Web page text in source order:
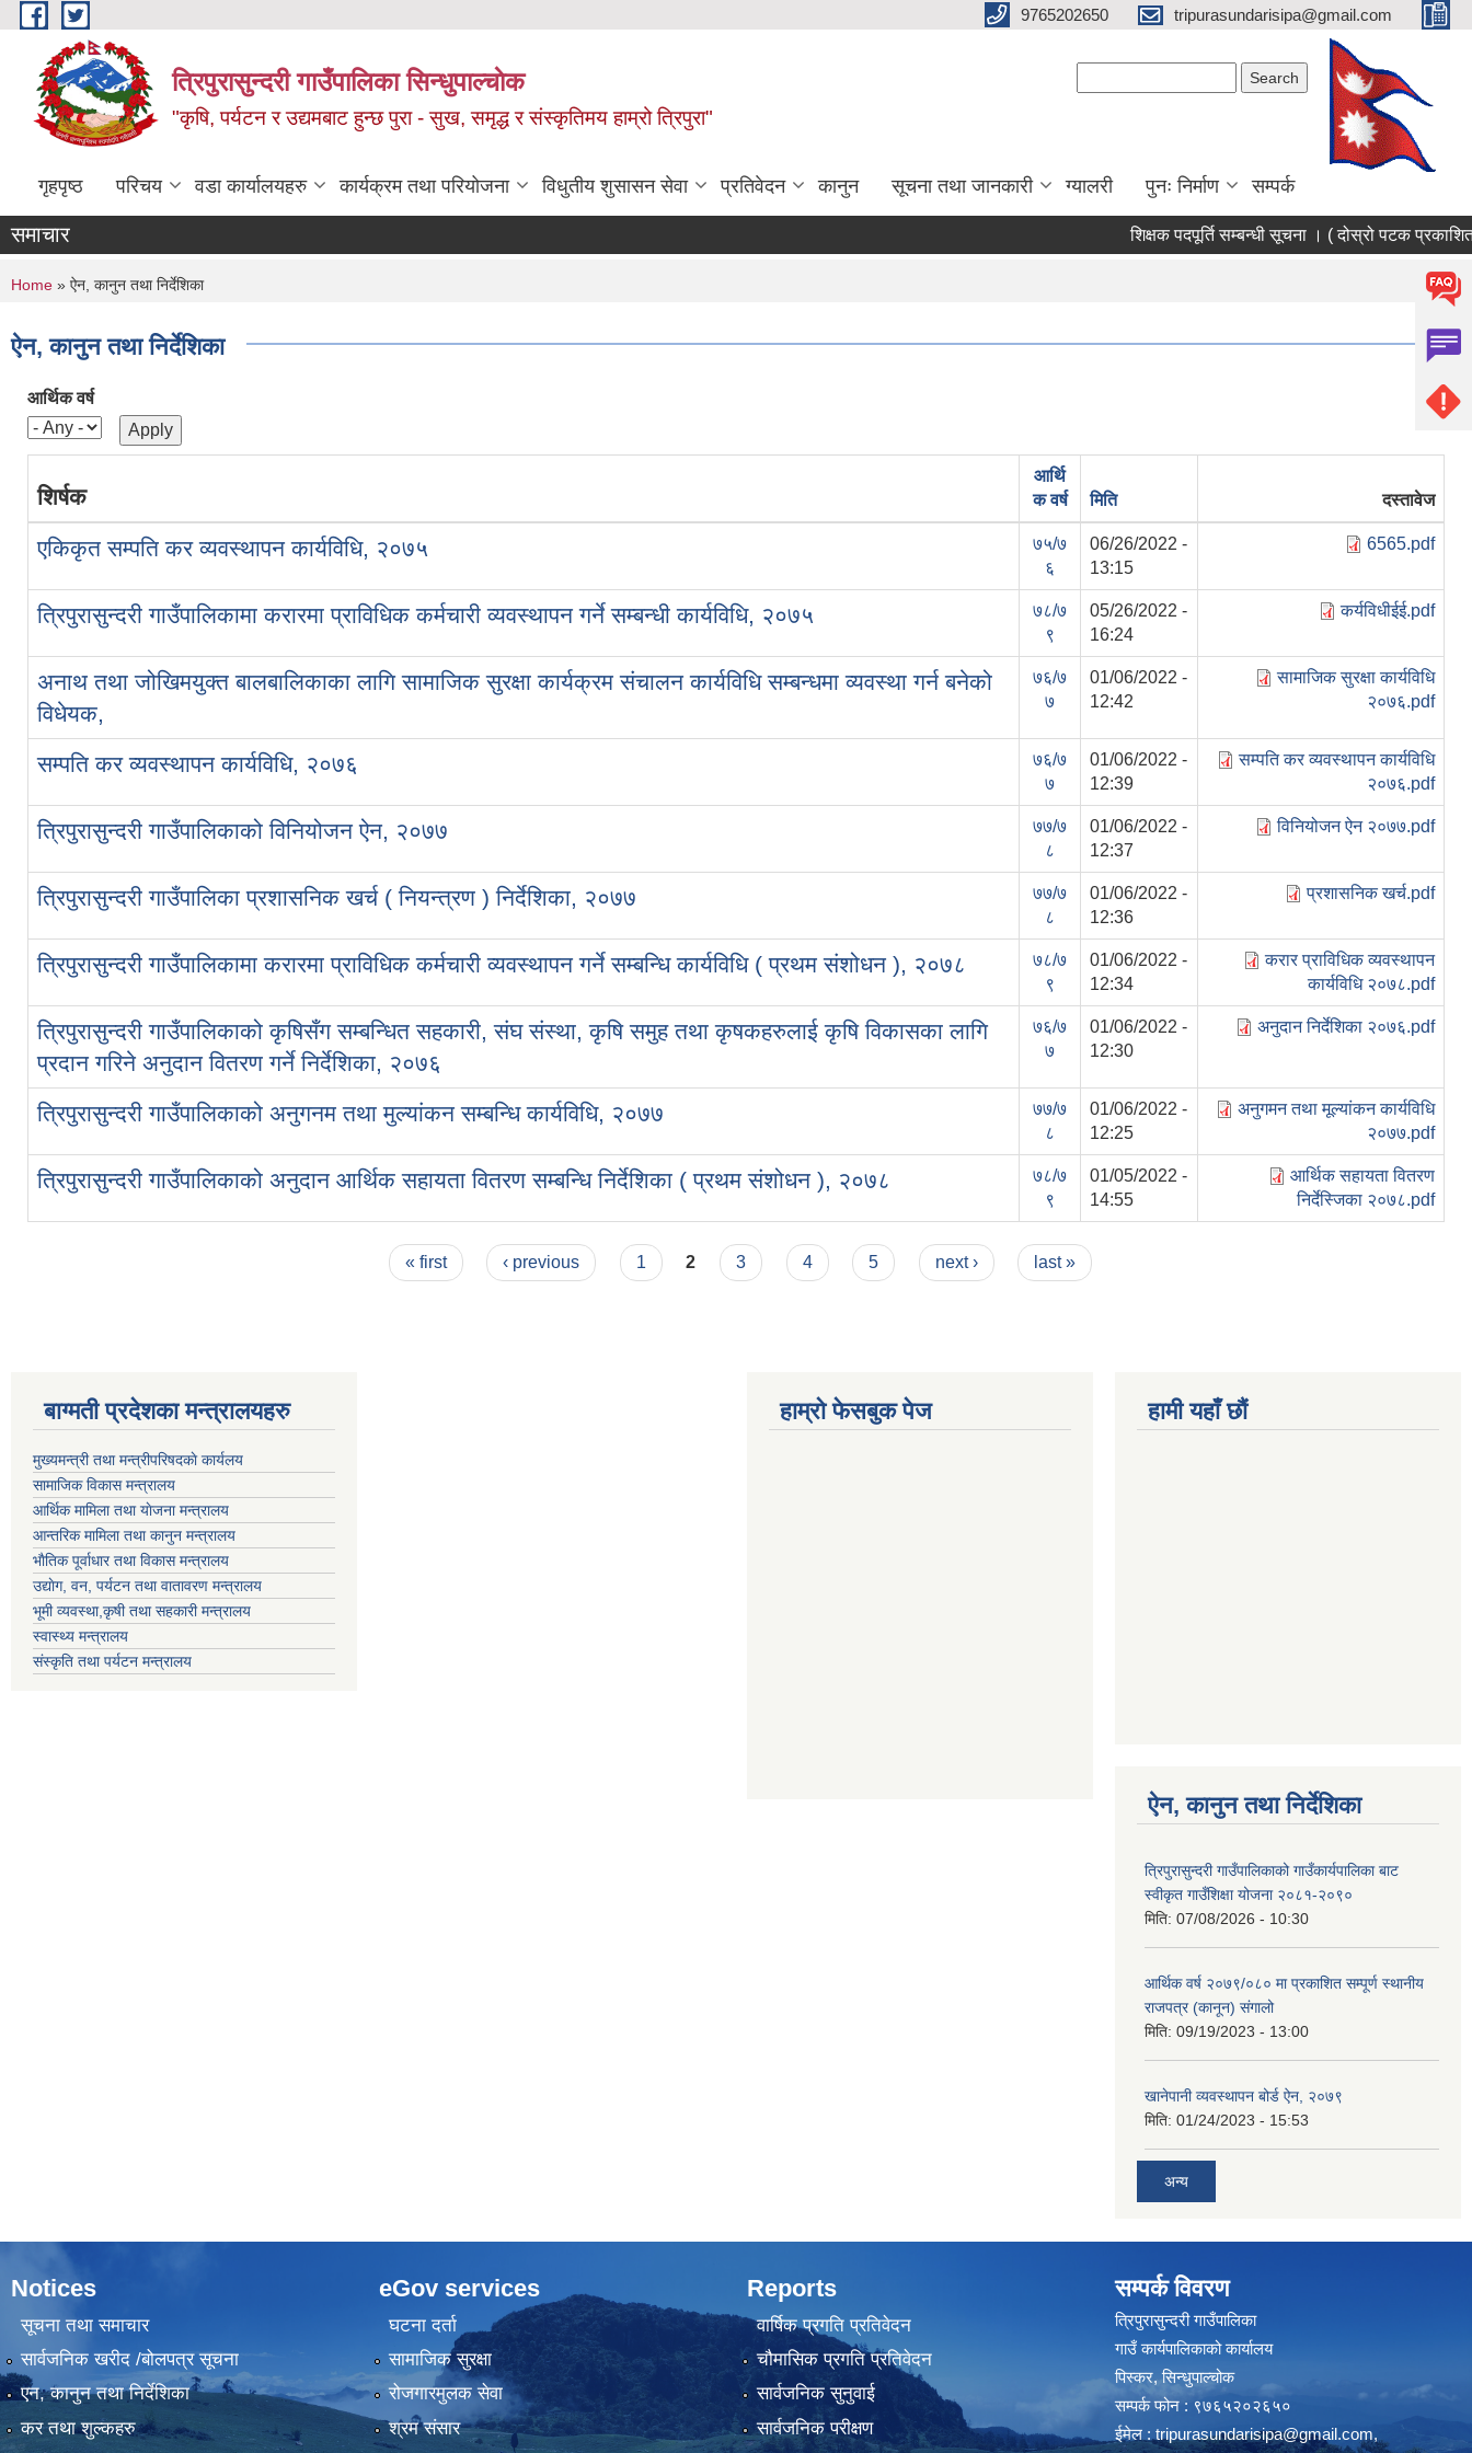
Skip to main content 9765202650 tripurasundarisipa@gmail.com
त्रिपुरासुन्दरी गाउँपालिका सिन्धुपाल्चाेक
"कृषि, पर्यटन र उद्यमबाट हुन्छ पुरा - सुख, समृद्ध र संस्कृतिमय हाम्रो त्रिपुरा"
गृहपृष्ठ परिचय वडा कार्यालयहरु कार्यक्रम तथा परियोजना विधुतीय शुसासन सेवा प्रतिवेदन कानुन सूचना तथा जानकारी ग्यालरी पुनः निर्माण सम्पर्क
समाचार शिक्षक पदपूर्ति सम्बन्धी सूचना । ( दोस्रो पटक प्रकाशित
You are here
Home » ऐन, कानुन तथा निर्देशिका
ऐन, कानुन तथा निर्देशिका
आर्थिक वर्ष
शिर्षक
आर्थि
क वर्ष
मिति दस्तावेज
एकिकृत सम्पति कर व्यवस्थापन कार्यविधि, २०७५
७५/७
६
06/26/2022 -
13:15
6565.pdf
त्रिपुरासुन्दरी गाउँपालिकामा करारमा प्राविधिक कर्मचारी व्यवस्थापन गर्ने सम्बन्धी कार्यविधि, २०७५
७८/७
९
05/26/2022 -
16:24
कर्यविधीईई.pdf
अनाथ तथा जोखिमयुक्त बालबालिकाका लागि सामाजिक सुरक्षा कार्यक्रम संचालन कार्यविधि सम्बन्धमा व्यवस्था गर्न बनेको
विधेयक,
७६/७
७
01/06/2022 -
12:42
सामाजिक सुरक्षा कार्यविधि
२०७६.pdf
सम्पति कर व्यवस्थापन कार्यविधि, २०७६
७६/७
७
01/06/2022 -
12:39
सम्पति कर व्यवस्थापन कार्यविधि
२०७६.pdf
त्रिपुरासुन्दरी गाउँपालिकाको विनियोजन ऐन, २०७७
७७/७
८
01/06/2022 -
12:37
विनियोजन ऐन २०७७.pdf
त्रिपुरासुन्दरी गाउँपालिका प्रशासनिक खर्च ( नियन्त्रण ) निर्देशिका, २०७७
७७/७
८
01/06/2022 -
12:36
प्रशासनिक खर्च.pdf
त्रिपुरासुन्दरी गाउँपालिकामा करारमा प्राविधिक कर्मचारी व्यवस्थापन गर्ने सम्बन्धि कार्यविधि ( प्रथम संशोधन ), २०७८
७८/७
९
01/06/2022 -
12:34
करार प्राविधिक व्यवस्थापन
कार्यविधि २०७८.pdf
त्रिपुरासुन्दरी गाउँपालिकाको कृषिसँग सम्बन्धित सहकारी, संघ संस्था, कृषि समुह तथा कृषकहरुलाई कृषि विकासका लागि
प्रदान गरिने अनुदान वितरण गर्ने निर्देशिका, २०७६
७६/७
७
01/06/2022 -
12:30
अनुदान निर्देशिका २०७६.pdf
त्रिपुरासुन्दरी गाउँपालिकाको अनुगनम तथा मुल्यांकन सम्बन्धि कार्यविधि, २०७७
७७/७
८
01/06/2022 -
12:25
अनुगमन तथा मूल्यांकन कार्यविधि
२०७७.pdf
त्रिपुरासुन्दरी गाउँपालिकाको अनुदान आर्थिक सहायता वितरण सम्बन्धि निर्देशिका ( प्रथम संशोधन ), २०७८
७८/७
९
01/05/2022 -
14:55
आर्थिक सहायता वितरण
निर्देस्जिका २०७८.pdf
« first ‹ previous 1 2 3 4 5 next › last »
बाग्मती प्रदेशका मन्त्रालयहरु
मुख्यमन्त्री तथा मन्त्रीपरिषदकाे कार्यलय
सामाजिक विकास मन्त्रालय
आर्थिक मामिला तथा याेजना मन्त्रालय
आन्तरिक मामिला तथा कानुन मन्त्रालय
भाैतिक पूर्वाधार तथा विकास मन्त्रालय
उद्याेग, वन, पर्यटन तथा वातावरण मन्त्रालय
भूमी व्यवस्था,कृषी तथा सहकारी मन्त्रालय
स्वास्थ्य मन्त्रालय
संस्कृति तथा पर्यटन मन्त्रालय
हाम्राे फेसबुक पेज हामी यहाँ छौं
ऐन, कानुन तथा निर्देशिका
त्रिपुरासुन्दरी गाउँपालिकाको गाउँकार्यपालिका बाट
स्वीकृत गाउँशिक्षा योजना २०८१-२०९०
मिति: 07/08/2026 - 10:30
आर्थिक वर्ष २०७९/०८० मा प्रकाशित सम्पूर्ण स्थानीय
राजपत्र (कानून) संगालो
मिति: 09/19/2023 - 13:00
खानेपानी व्यवस्थापन बोर्ड ऐन, २०७९
मिति: 01/24/2023 - 15:53
अन्य
Notices
सूचना तथा समाचार
सार्वजनिक खरीद /बोलपत्र सूचना
एन, कानुन तथा निर्देशिका
कर तथा शुल्कहरु
eGov services
घटना दर्ता
सामाजिक सुरक्षा
रोजगारमुलक सेवा
श्रम संसार
Reports
वार्षिक प्रगति प्रतिवेदन
चौमासिक प्रगति प्रतिवेदन
सार्वजनिक सुनुवाई
सार्वजनिक परीक्षण
सम्पर्क विवरण
त्रिपुरासुन्दरी गाउँपालिका
गाउँ कार्यपालिकाको कार्यालय
पिस्कर, सिन्धुपाल्चोक
सम्पर्क फोन : ९७६५२०२६५०
ईमेल : tripurasundarisipa@gmail.com,